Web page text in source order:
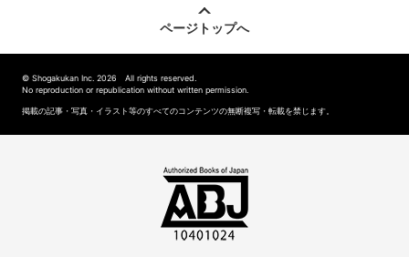
ページトップへ
© Shogakukan Inc. 2026 All rights reserved.
No reproduction or republication without written permission.
掲載の記事・写真・イラスト等のすべてのコンテンツの無断複写・転載を禁じます。